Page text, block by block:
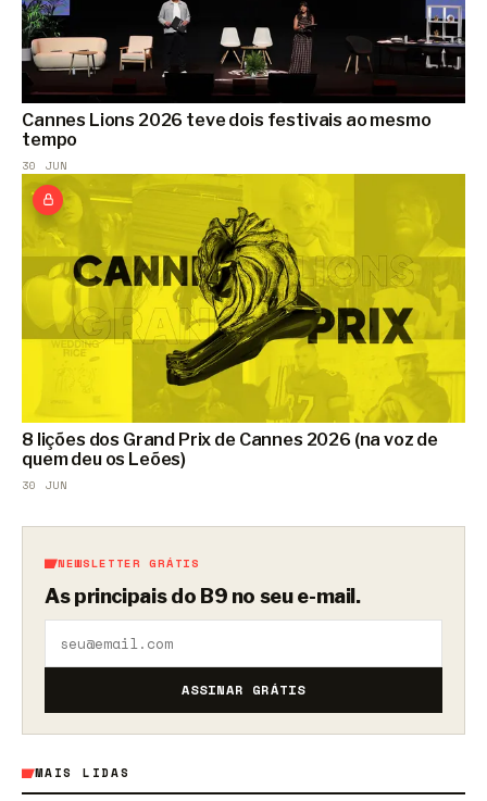
Cannes Lions 2026 teve dois festivais ao mesmo
tempo
30 JUN
8 lições dos Grand Prix de Cannes 2026 (na voz de
quem deu os Leões)
30 JUN
NEWSLETTER GRÁTIS
As principais do B9 no seu e-mail.
ASSINAR GRÁTIS
MAIS LIDAS